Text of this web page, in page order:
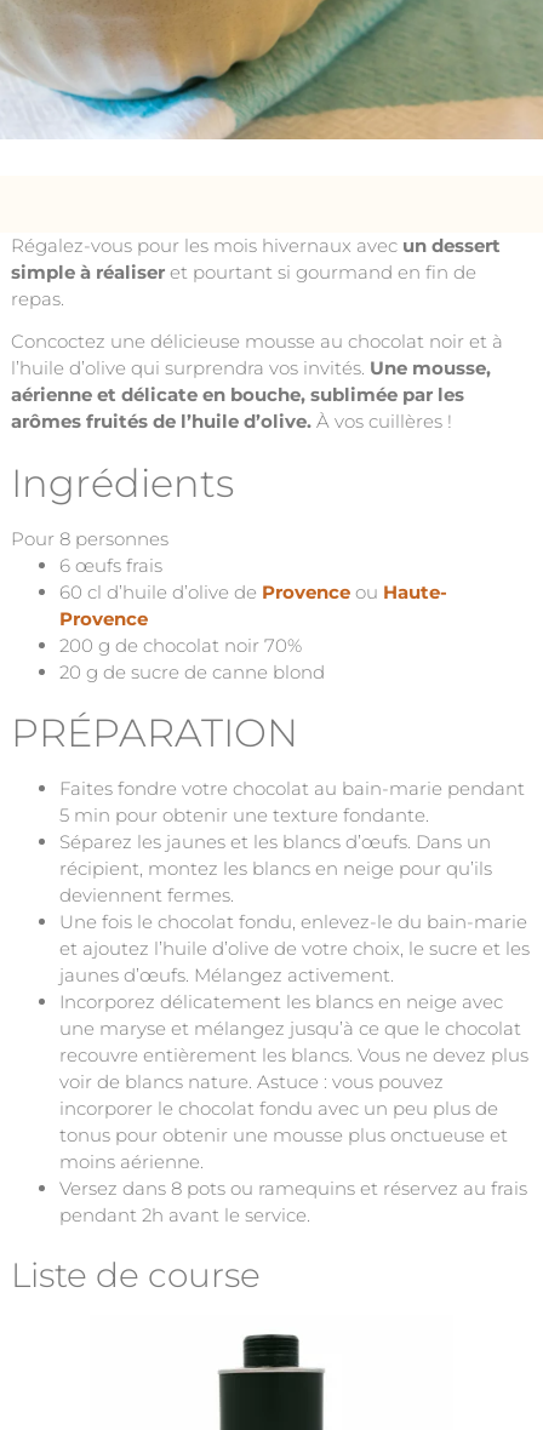
Régalez-vous pour les mois hivernaux avec un dessert
simple à réaliseret pourtant si gourmand en fin de
repas.
Concoctez une délicieuse mousse au chocolat noir et à
l’huile d’olive qui surprendra vos invités. Une mousse,
aérienne et délicate en bouche, sublimée par les
arômes fruités de l’huile d’olive.À vos cuillères !
Ingrédients
Pour 8 personnes
6 œufs frais
60 cl d’huile d’olive de Provence ou Haute-
Provence
200 g de chocolat noir 70%
20 g de sucre de canne blond
PRÉPARATION
Faites fondre votre chocolat au bain-marie pendant
5 min pour obtenir une texture fondante.
Séparez les jaunes et les blancs d’œufs. Dans un
récipient, montez les blancs en neige pour qu’ils
deviennent fermes.
Une fois le chocolat fondu, enlevez-le du bain-marie
et ajoutez l’huile d’olive de votre choix, le sucre et les
jaunes d’œufs. Mélangez activement.
Incorporez délicatement les blancs en neige avec
une maryse et mélangez jusqu’à ce que le chocolat
recouvre entièrement les blancs. Vous ne devez plus
voir de blancs nature. Astuce : vous pouvez
incorporer le chocolat fondu avec un peu plus de
tonus pour obtenir une mousse plus onctueuse et
moins aérienne.
Versez dans 8 pots ou ramequins et réservez au frais
pendant 2h avant le service.
Liste de course